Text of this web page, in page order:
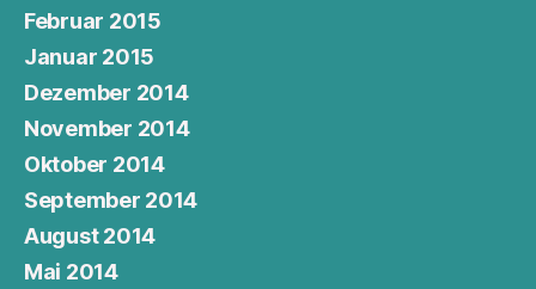
Februar 2015
Januar 2015
Dezember 2014
November 2014
Oktober 2014
September 2014
August 2014
Mai 2014